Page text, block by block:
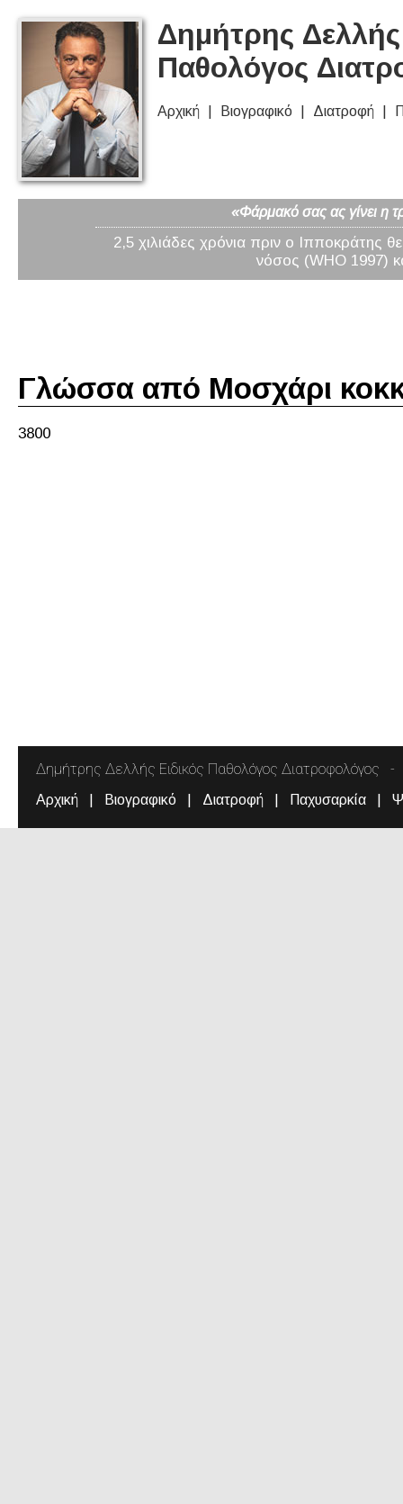
Δημήτρης
Παθολόγος
Αρχική Βιογραφικό Διατροφή
«Φάρμακό σας ας γίνει η
2,5 χιλιάδες χρόνια πριν ο Ιπποκράτης
νόσος (WHO 1997)
Γλώσσα από Μοσχάρι
3800
Δημήτρης Δελλής Ειδικός Παθολόγος Διατροφολόγος
Αρχική Βιογραφικό Διατροφή Παχυσαρκία